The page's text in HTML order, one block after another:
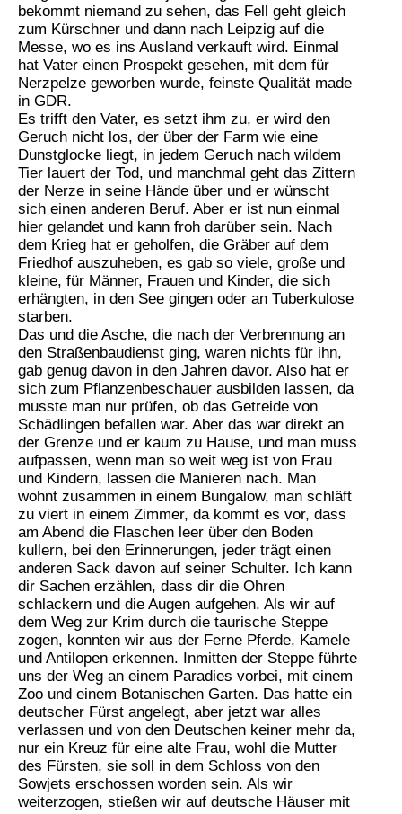
bekommt niemand zu sehen, das Fell geht gleich
zum Kürschner und dann nach Leipzig auf die
Messe, wo es ins Ausland verkauft wird. Einmal
hat Vater einen Prospekt gesehen, mit dem für
Nerzpelze geworben wurde, feinste Qualität made
in GDR.
Es trifft den Vater, es setzt ihm zu, er wird den
Geruch nicht los, der über der Farm wie eine
Dunstglocke liegt, in jedem Geruch nach wildem
Tier lauert der Tod, und manchmal geht das Zittern
der Nerze in seine Hände über und er wünscht
sich einen anderen Beruf. Aber er ist nun einmal
hier gelandet und kann froh darüber sein. Nach
dem Krieg hat er geholfen, die Gräber auf dem
Friedhof auszuheben, es gab so viele, große und
kleine, für Männer, Frauen und Kinder, die sich
erhängten, in den See gingen oder an Tuberkulose
starben.
Das und die Asche, die nach der Verbrennung an
den Straßenbaudienst ging, waren nichts für ihn,
gab genug davon in den Jahren davor. Also hat er
sich zum Pflanzenbeschauer ausbilden lassen, da
musste man nur prüfen, ob das Getreide von
Schädlingen befallen war. Aber das war direkt an
der Grenze und er kaum zu Hause, und man muss
aufpassen, wenn man so weit weg ist von Frau
und Kindern, lassen die Manieren nach. Man
wohnt zusammen in einem Bungalow, man schläft
zu viert in einem Zimmer, da kommt es vor, dass
am Abend die Flaschen leer über den Boden
kullern, bei den Erinnerungen, jeder trägt einen
anderen Sack davon auf seiner Schulter. Ich kann
dir Sachen erzählen, dass dir die Ohren
schlackern und die Augen aufgehen. Als wir auf
dem Weg zur Krim durch die taurische Steppe
zogen, konnten wir aus der Ferne Pferde, Kamele
und Antilopen erkennen. Inmitten der Steppe führte
uns der Weg an einem Paradies vorbei, mit einem
Zoo und einem Botanischen Garten. Das hatte ein
deutscher Fürst angelegt, aber jetzt war alles
verlassen und von den Deutschen keiner mehr da,
nur ein Kreuz für eine alte Frau, wohl die Mutter
des Fürsten, sie soll in dem Schloss von den
Sowjets erschossen worden sein. Als wir
weiterzogen, stießen wir auf deutsche Häuser mit